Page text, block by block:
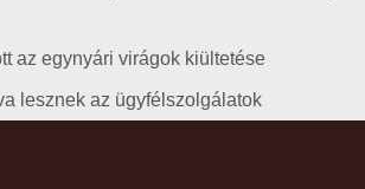
az egynyári virágok kiültetése
lesznek az ügyfélszolgálatok